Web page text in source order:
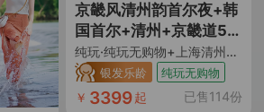
京畿风清州韵首尔夜+韩
国首尔+清州+京畿道5日
4晚跟团游
纯玩·纯玩无购物+上海清州直飞往返+全程五花特二级酒店含早入住+韩服体验+国立清州博物馆+镇川笼桥+非遗水原华城+景福宫+特别赠送精彩涂鸦秀+韩国团体签证
银发乐龄 纯玩无购物
￥ 3399起 已售114份